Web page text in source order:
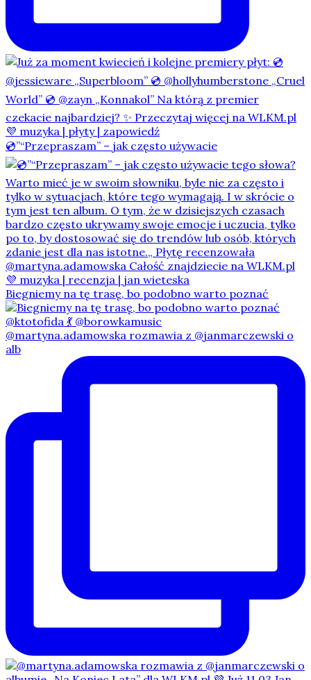
💿”“Przepraszam” – jak często używacie
Biegniemy na tę trasę, bo podobno warto poznać
@martyna.adamowska rozmawia z @janmarczewski o
alb